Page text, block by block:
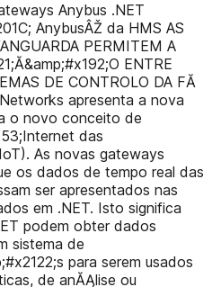
Anybus .NET
AnybusÂŽ da HMS AS
PERMITEM A
ENTRE
DE CONTROLO DA FĂ
apresenta a nova
o novo conceito de
das
As novas gateways
os dados de tempo real das
ser apresentados nas
em .NET. Isto significa
podem obter dados
sistema de
para serem usados
de anĂĄlise ou